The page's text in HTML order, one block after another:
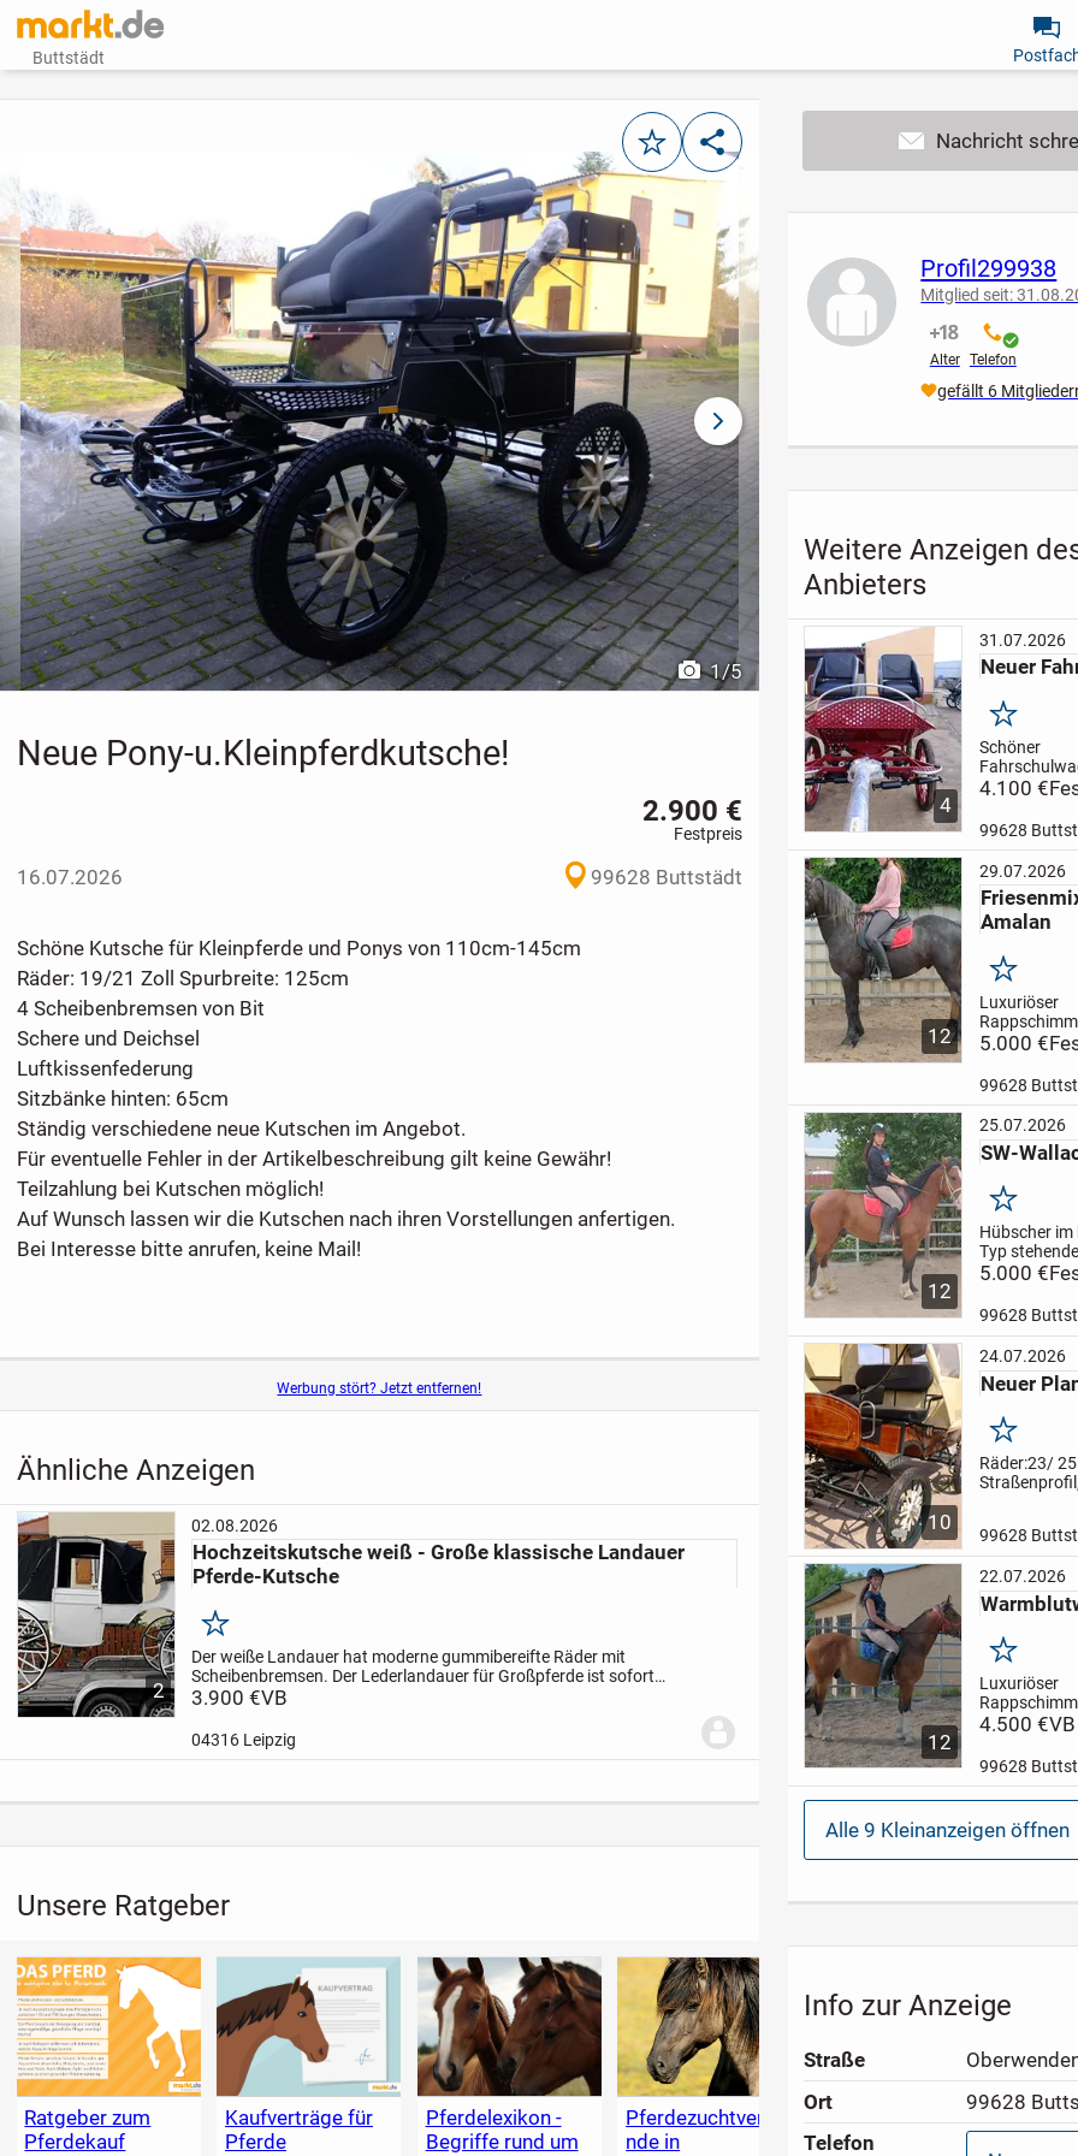
Buttstädt
MerkenTeilen
vorheriges Bild
1/5
nächstes Bild
Neue Pony-u.Kleinpferdkutsche!
2.900 €
Festpreis
16.07.2026 99628 Buttstädt
Schöne Kutsche für Kleinpferde und Ponys von 110cm-145cm
Räder: 19/21 Zoll Spurbreite: 125cm
4 Scheibenbremsen von Bit
Schere und Deichsel
Luftkissenfederung
Sitzbänke hinten: 65cm
Ständig verschiedene neue Kutschen im Angebot.
Für eventuelle Fehler in der Artikelbeschreibung gilt keine Gewähr!
Teilzahlung bei Kutschen möglich!
Auf Wunsch lassen wir die Kutschen nach ihren Vorstellungen anfertigen.
Bei Interesse bitte anrufen, keine Mail!
Werbung stört? Jetzt entfernen!
Ähnliche Anzeigen
2
02.08.2026
Hochzeitskutsche weiß - Große klassische Landauer
Pferde-Kutsche
Merken
Der weiße Landauer hat moderne gummibereifte Räder mit
Scheibenbremsen. Der Lederlandauer für Großpferde ist sofort
fahrbereit und in einem guten Zustand.
3.900 €VB
04316 Leipzig
Unsere Ratgeber
Ratgeber zum
Pferdekauf
Kaufverträge für
Pferde
Pferdelexikon -
Begriffe rund um
Pferdezuchtverbä
nde in
Pferdefotos für
den Verkauf:
und
Profil299938
Mitglied seit:
Alter
nicht verifiziert
Telefon
verifiziert
gefällt 6
Weitere Anzeigen
Anbieters
4
31.07.2026
Neuer
Merken
Schöner
mit 2
2
Pferde von
150/160cm
Räder:25/27
Straßenprofil
hinten 100cm
Bit...
4.100 €
99628
12
29.07.2026
Amalan
Merken
Luxuriöser
im barock
und
Sicher im
Gelände und
leichtrittig.
auch
Hobbypferd...
5.000 €
99628
12
25.07.2026
SW-
Merken
Hübscher im
Typ
Sicher im
Gelände zu
zweispännig
Optimales
und auch für
Jahre,...
5.000 €
99628
10
24.07.2026
Neuer
Merken
Räder:23/ 25
Bocksitze mit
Durchgang,
hinten je
zum...
99628
12
22.07.2026
Merken
Luxuriöser
im barock
Sicher im
Gelände und
leichtrittig.
auch
gefahren.
4.500 €VB
99628
Alle 9 Kleinanzeigen öffnen
Info zur Anzeige
Straße
Ort
99628
Telefon